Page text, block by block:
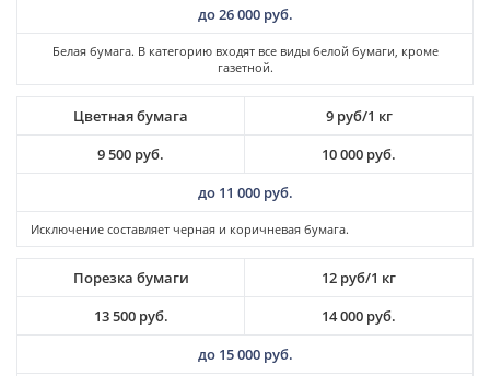
Белая бумага. В категорию входят все виды белой бумаги, кроме
газетной.
до 26 000 руб.
Цветная бумага
Исключение составляет черная и коричневая бумага.
9 руб/1 кг
9 500 руб.
10 000 руб.
до 11 000 руб.
Порезка бумаги
12 руб/1 кг
13 500 руб.
14 000 руб.
до 15 000 руб.